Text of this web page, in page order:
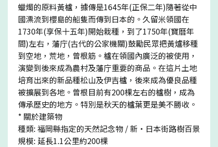
蠟燭的原料黃櫨，據傳是1645年(正保二年)隨著從中
國漂流到櫻島的船隻而傳到日本的。久留米領國在
1730年(享保十五年)開始栽種，到了1750年(寶曆年
間)左右，藩庁(古代的公家機關)鼓勵民眾把黃爐移種
到空地，荒地，曾根筋。櫨在領國內廣泛的被使用，
演變到後來成為農村及藩庁重要的商品。在這片土地
培育出來的新品種松山及伊吉櫨，後來成為優良品種
被擴展到各地。曾根目前有200棵左右的櫨樹，成為
傳承歷史的地方。特別是秋天的櫨葉更是美不勝收。
* 關於建築物
種類: 福岡縣指定的天然記念物 / 新・日本街路樹百景
規模: 延長1.1公里約200棵